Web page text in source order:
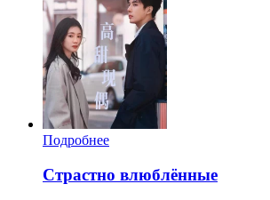
Подробнее
Страстно влюблённые